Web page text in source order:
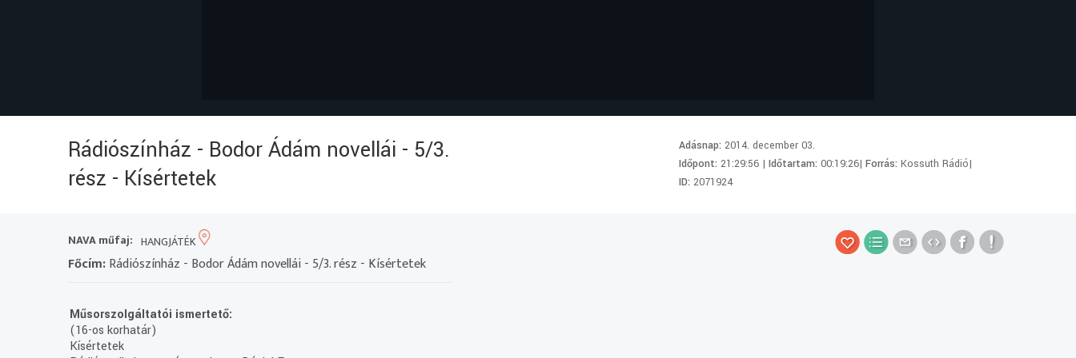
Rádiószínház - Bodor Ádám novellái - 5/3.
rész - Kísértetek
Adásnap:2014. december 03.
Időpont:21:29:56 |Időtartam:00:19:26|Forrás:Kossuth Rádió|
ID:2071924
NAVA műfaj: HANGJÁTÉK
Főcím:Rádiószínház - Bodor Ádám novellái - 5/3. rész - Kísértetek
Műsorszolgáltatói ismertető:
(16-os korhatár)
Kísértetek